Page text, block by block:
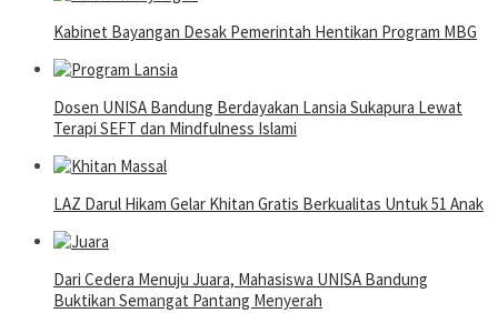
Kabinet Bayangan Desak Pemerintah Hentikan Program MBG
Dosen UNISA Bandung Berdayakan Lansia Sukapura Lewat
Terapi SEFT dan Mindfulness Islami
LAZ Darul Hikam Gelar Khitan Gratis Berkualitas Untuk 51 Anak
Dari Cedera Menuju Juara, Mahasiswa UNISA Bandung
Buktikan Semangat Pantang Menyerah